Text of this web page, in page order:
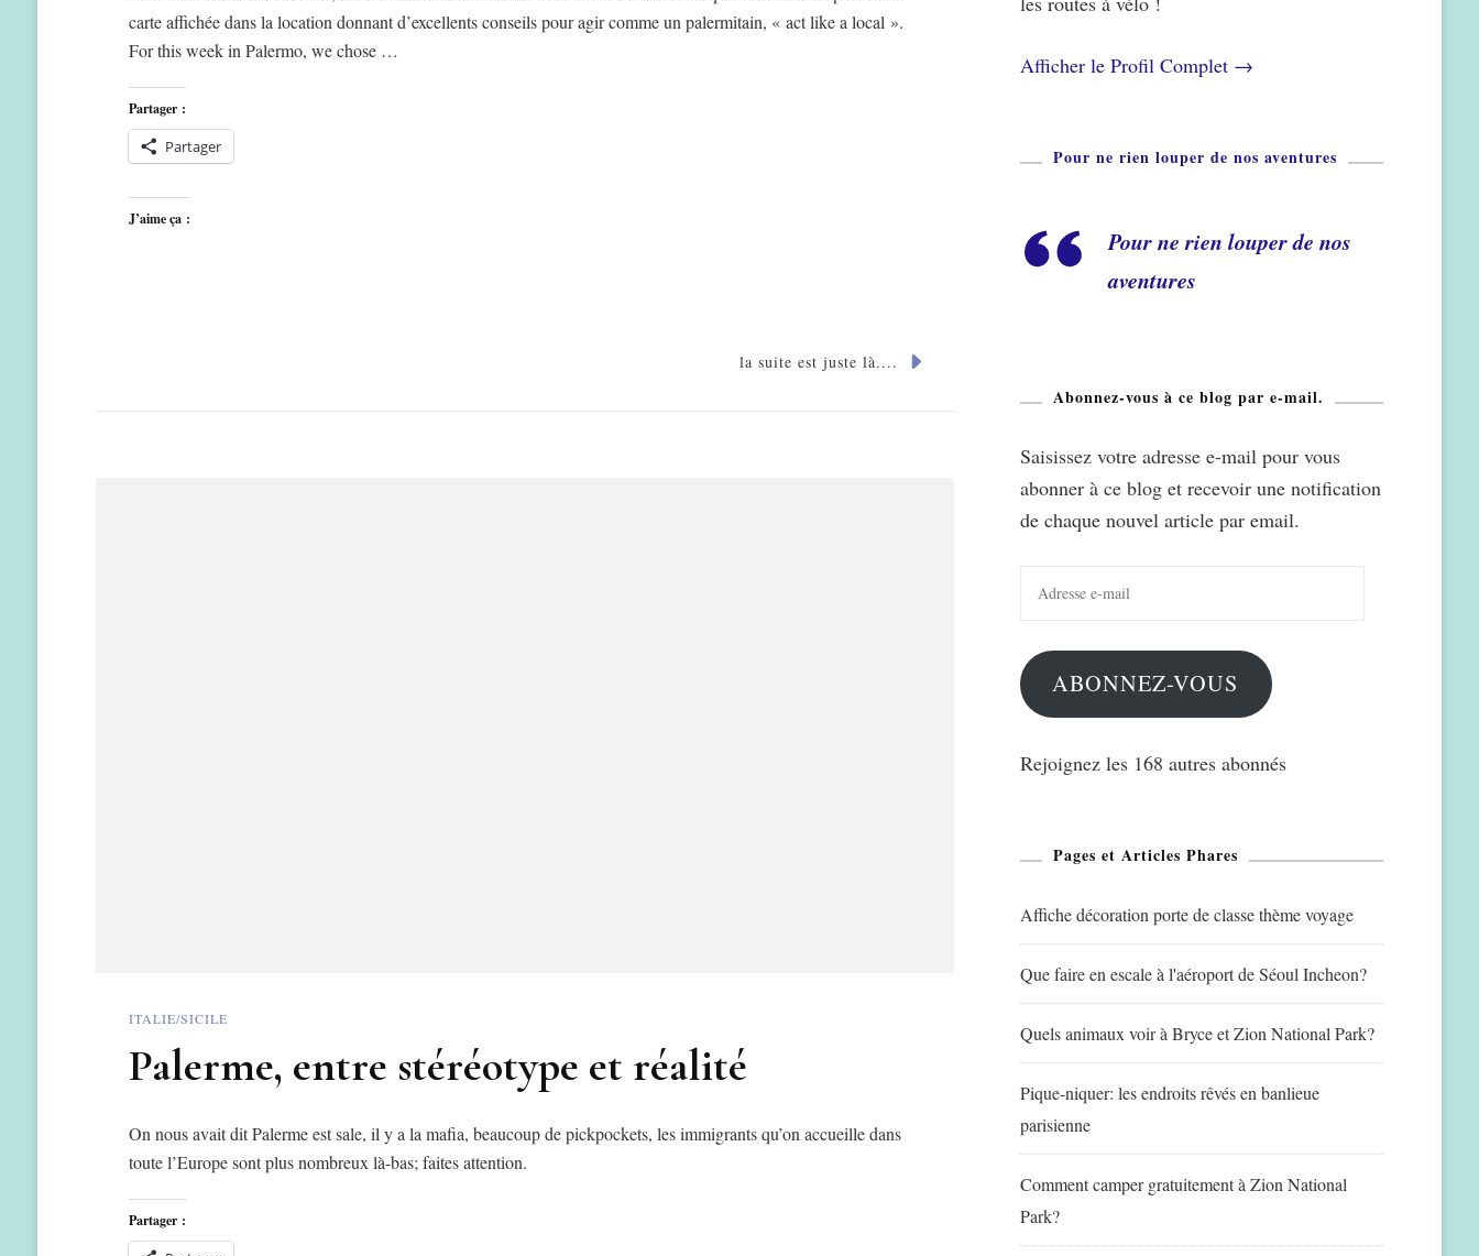
carte affichée dans la location donnant d’excellents conseils pour agir comme un palermitain, « act like a local ».
For this week in Palermo, we chose …
Partager :
Partager
J’aime ça :
la suite est juste là....
ITALIE/SICILE
Palerme, entre stéréotype et réalité
On nous avait dit Palerme est sale, il y a la mafia, beaucoup de pickpockets, les immigrants qu’on accueille dans
toute l’Europe sont plus nombreux là-bas; faites attention.
Partager :
Afficher le Profil Complet →
Pour ne rien louper de nos aventures
Pour ne rien louper de nos
aventures
Abonnez-vous à ce blog par e-mail.
Saisissez votre adresse e-mail pour vous
abonner à ce blog et recevoir une notification
de chaque nouvel article par email.
mail
ABONNEZ-VOUS
Rejoignez les 168 autres abonnés
Pages et Articles Phares
Affiche décoration porte de classe thème voyage
Que faire en escale à l'aéroport de Séoul Incheon?
Quels animaux voir à Bryce et Zion National Park?
Pique-niquer: les endroits rêvés en banlieue
parisienne
Comment camper gratuitement à Zion National
Park?